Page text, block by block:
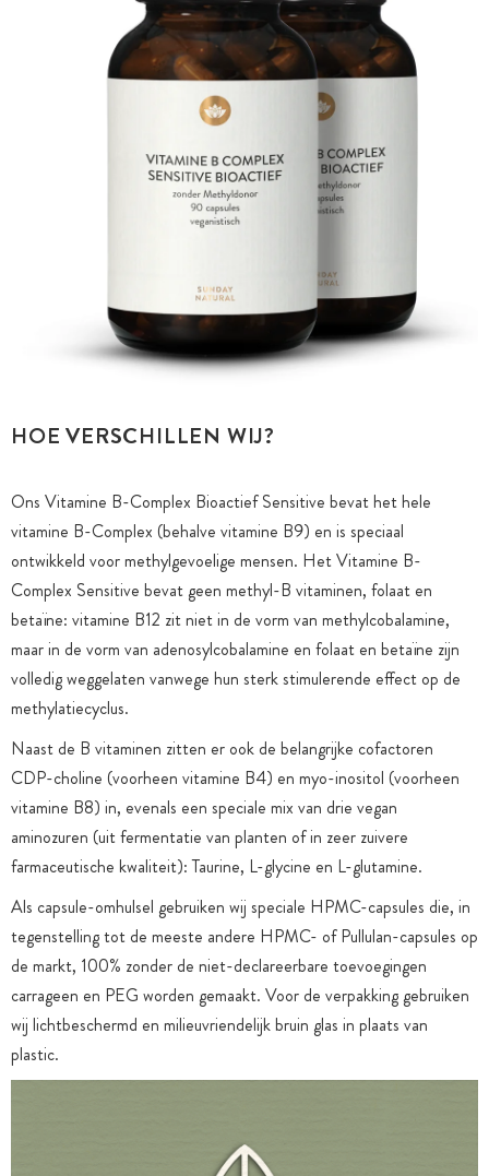
HOE VERSCHILLEN WIJ?
Ons Vitamine B-Complex Bioactief Sensitive bevat het hele
vitamine B-Complex (behalve vitamine B9) en is speciaal
ontwikkeld voor methylgevoelige mensen. Het Vitamine B-
Complex Sensitive bevat geen methyl-B vitaminen, folaat en
betaïne: vitamine B12 zit niet in de vorm van methylcobalamine,
maar in de vorm van adenosylcobalamine en folaat en betaïne zijn
volledig weggelaten vanwege hun sterk stimulerende effect op de
methylatiecyclus.
Naast de B vitaminen zitten er ook de belangrijke cofactoren
CDP-choline (voorheen vitamine B4) en myo-inositol (voorheen
vitamine B8) in, evenals een speciale mix van drie vegan
aminozuren (uit fermentatie van planten of in zeer zuivere
farmaceutische kwaliteit): Taurine, L-glycine en L-glutamine.
Als capsule-omhulsel gebruiken wij speciale HPMC-capsules die, in
tegenstelling tot de meeste andere HPMC- of Pullulan-capsules op
de markt, 100% zonder de niet-declareerbare toevoegingen
carrageen en PEG worden gemaakt. Voor de verpakking gebruiken
wij lichtbeschermd en milieuvriendelijk bruin glas in plaats van
plastic.